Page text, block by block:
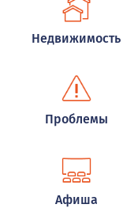
Недвижимость
Проблемы
Афиша